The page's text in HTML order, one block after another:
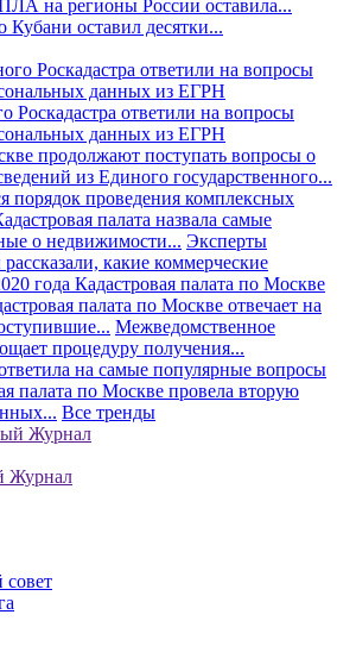
на регионы России оставила...
оставил десятки...
Роскадастра ответили на вопросы
данных из ЕГРН
продолжают поступать вопросы о
из Единого государственного...
порядок проведения комплексных
палата назвала самые
о недвижимости... Эксперты
какие коммерческие
года Кадастровая палата по Москве
палата по Москве отвечает на
Межведомственное
процедуру получения...
на самые популярные вопросы
палата по Москве провела вторую
Все тренды
Журнал